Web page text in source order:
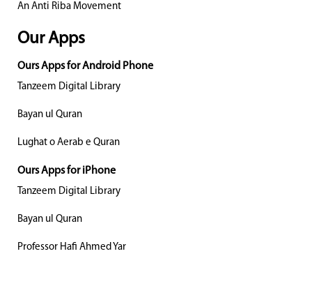
An Anti Riba Movement
Our Apps
Ours Apps for Android Phone
Tanzeem Digital Library
Bayan ul Quran
Lughat o Aerab e Quran
Ours Apps for iPhone
Tanzeem Digital Library
Bayan ul Quran
Professor Hafi Ahmed Yar